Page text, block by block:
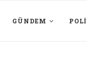
GÜNDEM